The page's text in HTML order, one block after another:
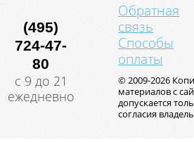
(495)
724-47-
80
с 9 до 21
ежедневно
Обратная
связь
Способы
оплаты
© 2009-2026
материалов с
допускается
согласия